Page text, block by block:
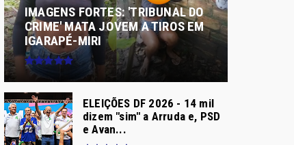
IMAGENS FORTES: 'TRIBUNAL DO
CRIME' MATA JOVEM A TIROS EM
IGARAPÉ-MIRI
ELEIÇÕES DF 2026 - 14 mil
dizem "sim" a Arruda e, PSD
e Avan...